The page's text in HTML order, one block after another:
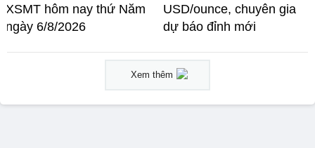
XSMT hôm nay thứ Năm
ngày 6/8/2026
USD/ounce, chuyên gia
dự báo đỉnh mới
Xem thêm